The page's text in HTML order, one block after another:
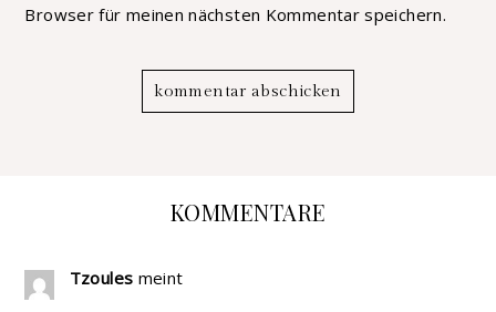
Browser für meinen nächsten Kommentar speichern.
KOMMENTARE
Tzoules meint